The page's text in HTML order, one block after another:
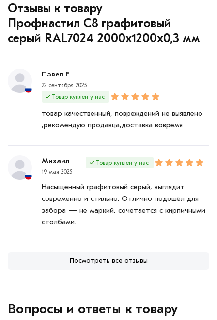
Отзывы к товару
Профнастил С8 графитовый
серый RAL7024 2000х1200х0,3 мм
Павел Е.
22 сентября 2025
Товар куплен у нас
товар качественный, повреждений не выявлено
,рекомендую продавца,доставка вовремя
Михаил
19 мая 2025
Товар куплен у нас
Насыщенный графитовый серый, выглядит
современно и стильно. Отлично подошёл для
забора — не маркий, сочетается с кирпичными
столбами.
Посмотреть все отзывы
Вопросы и ответы к товару